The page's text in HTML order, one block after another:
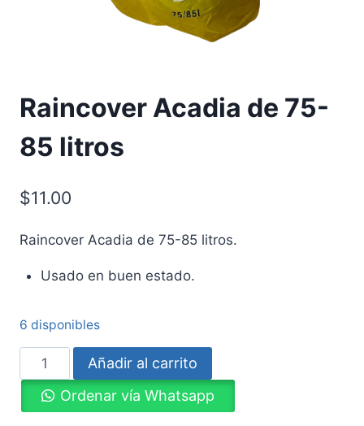
Raincover Acadia de 75-
85 litros
$11.00
Raincover Acadia de 75-85 litros.
Usado en buen estado.
6 disponibles
Raincover
Acadia
Añadir al carrito
Ordenar vía Whatsapp